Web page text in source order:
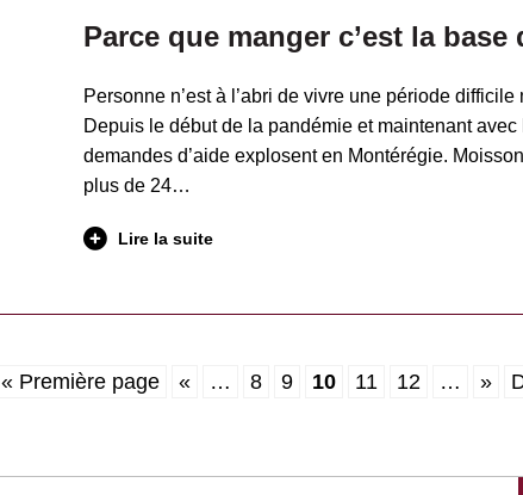
Parce que manger c’est la
Personne n’est à l’abri de vivre une période
Depuis le début de la pandémie et maintenant
demandes d’aide explosent en Montérégie.
plus de 24…
Lire la suite
« Première page « … 8 9 10 11 12 … »